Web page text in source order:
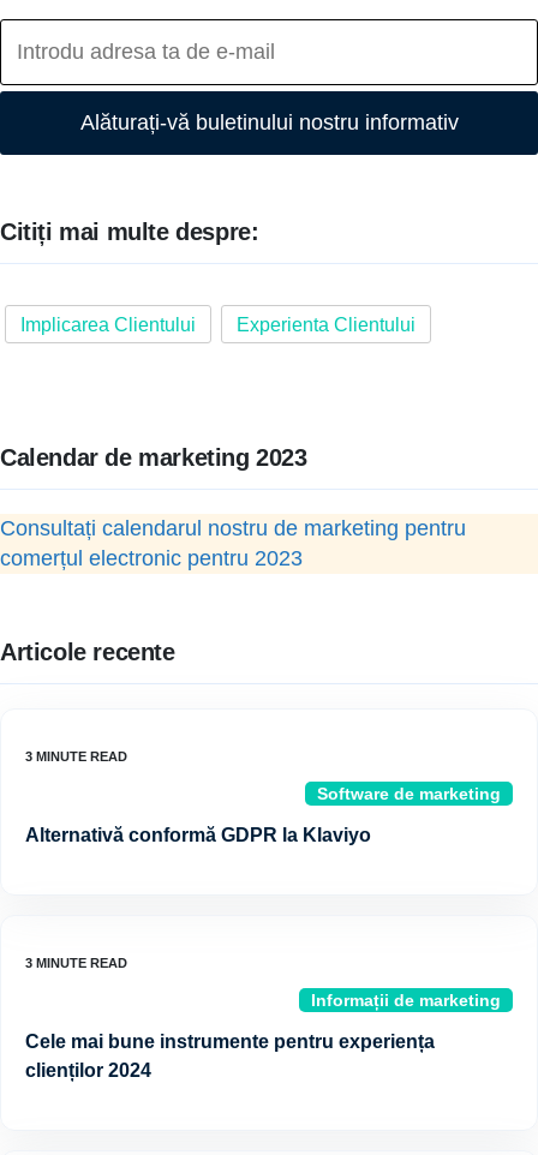
Alăturați-vă buletinului nostru informativ
Citiți mai multe despre:
Implicarea Clientului Experienta Clientului
Calendar de marketing 2023
Consultați calendarul nostru de marketing pentru
comerțul electronic pentru 2023
Articole recente
Software de marketing
Alternativă conformă GDPR la Klaviyo
Informații de marketing
Cele mai bune instrumente pentru experiența
clienților 2024